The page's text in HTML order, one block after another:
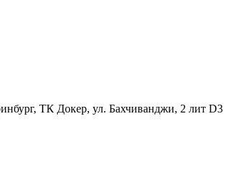
, ТК Докер, ул. Бахчиванджи, 2 лит D3